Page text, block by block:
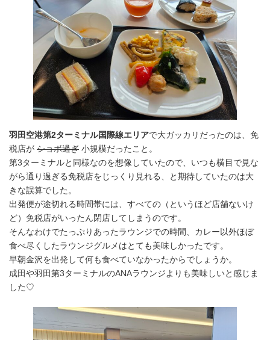
羽田空港第2ターミナル国際線エリアで大ガッカリだったのは、免
税店が ショボ過ぎ 小規模だったこと。
第3ターミナルと同様なのを想像していたので、いつも横目で見な
がら通り過ぎる免税店をじっくり見れる、と期待していたのは大
きな誤算でした。
出発便が途切れる時間帯には、すべての（というほど店舗ないけ
ど）免税店がいったん閉店してしまうのです。
そんなわけでたっぷりあったラウンジでの時間、カレー以外ほぼ
食べ尽くしたラウンジグルメはとても美味しかったです。
早朝金沢を出発して何も食べていなかったからでしょうか。
成田や羽田第3ターミナルのANAラウンジよりも美味しいと感じま
した♡